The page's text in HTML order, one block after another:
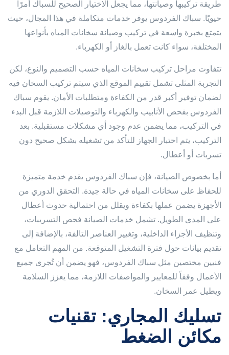
طريقة تركيبها وصيانتها، مما يجعل الاختيار الصحيح للسباك أمرًا
حيويًا. سباك الفردوس يوفر خدمات متكاملة في هذا المجال، حيث
يتمتع بخبرة واسعة في تركيب وصيانة سخانات المياه بأنواعها
المختلفة، سواء كانت تعمل بالغاز أو الكهرباء.
تتفاوت مراحل تركيب سخانات المياه حسب التصميم والنوع، لكن
التجربة المثلى تشمل تقييم الموقع الذي سيتم تركيب السخان فيه
لضمان توفير أكبر قدر من الكفاءة ومتطلبات الأمان. يقوم سباك
الفردوس بفحص الأنابيب والكهرباء والتوصيلات اللازمة قبل البدء
في التركيب، مما يضمن عدم وجود أي مشكلات مستقبلية. بعد
التركيب، يتم اختبار الجهاز للتأكد من تشغيله بشكل صحيح دون
تسربات أو أعطال.
أما بخصوص الصيانة، فإن سباك الفردوس يقدم خدمة متميزة
للحفاظ على سخانات المياه في حالة جيدة. التحقق الدوري من
الأجهزة يضمن عملها بكفاءة ويقلل من احتمالية حدوث أعطال
على المدى الطويل. تشمل خدمات الصيانة فحص التسريبات،
وتنظيف الأجزاء الداخلية، وتغيير العناصر التالفة، بالإضافة إلى
تقديم بيانات حول فترة التشغيل المتوقعة. من المهم التعامل مع
فنيين مختصين مثل سباك الفردوس، فهو يضمن أن تُجرى جميع
الأعمال وفقاً للمعايير والمواصفات اللازمة، مما يعزز السلامة
ويطيل عمر السخان.
تسليك المجاري: تقنيات
مكائن الضغط